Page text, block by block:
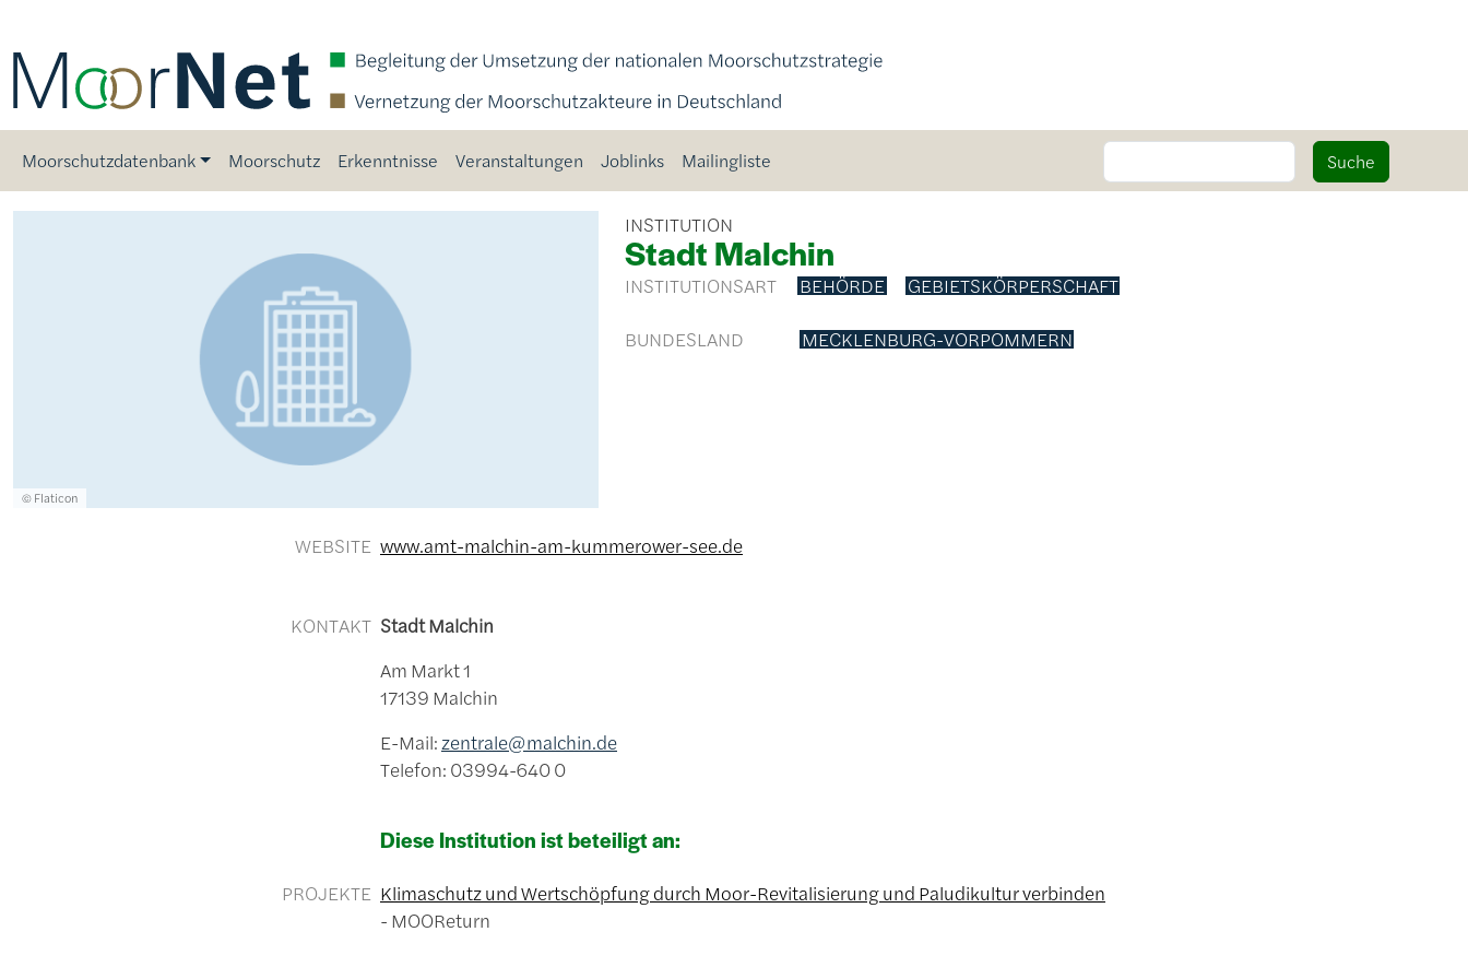
Main navigation
Moorschutzdatenbank Moorschutz Erkenntnisse Veranstaltungen Joblinks Mailingliste Suche Suche
Lizenzinformationen einschließlich Urheberrecht
© Flaticon
INSTITUTION
Stadt Malchin
INSTITUTIONSART BEHÖRDE GEBIETSKÖRPERSCHAFT
BUNDESLAND MECKLENBURG-VORPOMMERN
WEBSITE www.amt-malchin-am-kummerower-see.de
KONTAKT Stadt Malchin
Am Markt 1
17139 Malchin
E-Mail: zentrale@malchin.de
Telefon: 03994-640 0
Diese Institution ist beteiligt an:
PROJEKTE Klimaschutz und Wertschöpfung durch Moor-Revitalisierung und Paludikultur verbinden
MOOReturn